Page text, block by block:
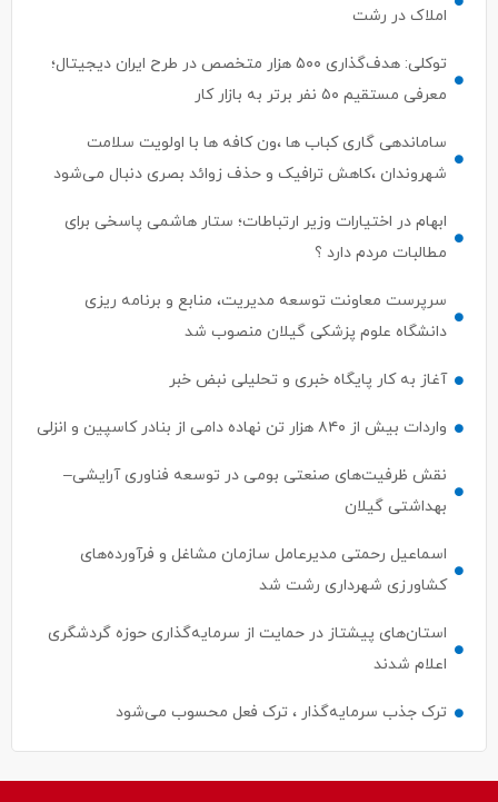
املاک در رشت
توکلی: هدف‌گذاری ۵۰۰ هزار متخصص در طرح ایران دیجیتال؛
معرفی مستقیم ۵۰ نفر برتر به بازار کار
ساماندهی گاری کباب ها ،ون کافه ها با اولویت سلامت
شهروندان ،کاهش ترافیک و حذف زوائد بصری دنبال می‌شود
ابهام در اختیارات وزیر ارتباطات؛ ستار هاشمی پاسخی برای
مطالبات مردم دارد ؟
سرپرست معاونت توسعه مدیریت، منابع و برنامه ریزی
دانشگاه علوم پزشکی گیلان منصوب شد
آغاز به کار پایگاه خبری و تحلیلی نبض خبر
واردات بیش از ۸۴۰ هزار تن نهاده دامی از بنادر كاسپین و انزلی
نقش ظرفیت‌های صنعتی بومی در توسعه فناوری آرایشی–
بهداشتی گیلان
اسماعیل رحمتی مدیرعامل سازمان مشاغل و فرآورده‌های
کشاورزی شهرداری رشت شد
استان‌های پیشتاز در حمایت از سرمایه‌گذاری حوزه گردشگری
اعلام شدند
ترک جذب سرمایه‌گذار ، ترک فعل محسوب می‌شود